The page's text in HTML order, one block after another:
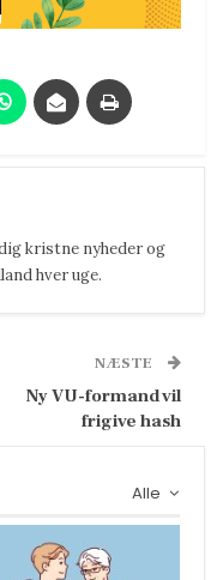
kristne nyheder og
hver uge.
NÆSTE
Ny VU-formand vil
frigive hash
Alle